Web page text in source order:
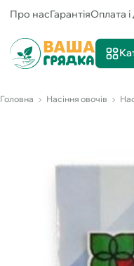
Про насГарантіяОплата
Головна Насіння овочів